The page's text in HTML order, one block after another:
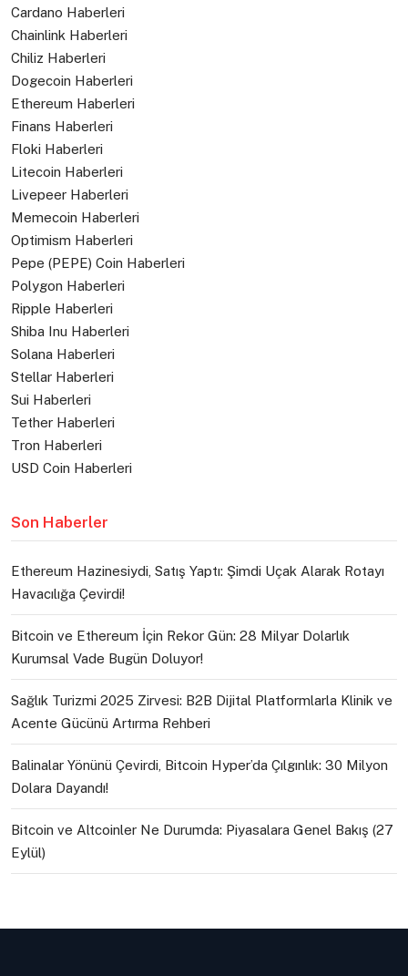
Cardano Haberleri
Chainlink Haberleri
Chiliz Haberleri
Dogecoin Haberleri
Ethereum Haberleri
Finans Haberleri
Floki Haberleri
Litecoin Haberleri
Livepeer Haberleri
Memecoin Haberleri
Optimism Haberleri
Pepe (PEPE) Coin Haberleri
Polygon Haberleri
Ripple Haberleri
Shiba Inu Haberleri
Solana Haberleri
Stellar Haberleri
Sui Haberleri
Tether Haberleri
Tron Haberleri
USD Coin Haberleri
Son Haberler
Ethereum Hazinesiydi, Satış Yaptı: Şimdi Uçak Alarak Rotayı
Havacılığa Çevirdi!
Bitcoin ve Ethereum İçin Rekor Gün: 28 Milyar Dolarlık
Kurumsal Vade Bugün Doluyor!
Sağlık Turizmi 2025 Zirvesi: B2B Dijital Platformlarla Klinik ve
Acente Gücünü Artırma Rehberi
Balinalar Yönünü Çevirdi, Bitcoin Hyper’da Çılgınlık: 30 Milyon
Dolara Dayandı!
Bitcoin ve Altcoinler Ne Durumda: Piyasalara Genel Bakış (27
Eylül)